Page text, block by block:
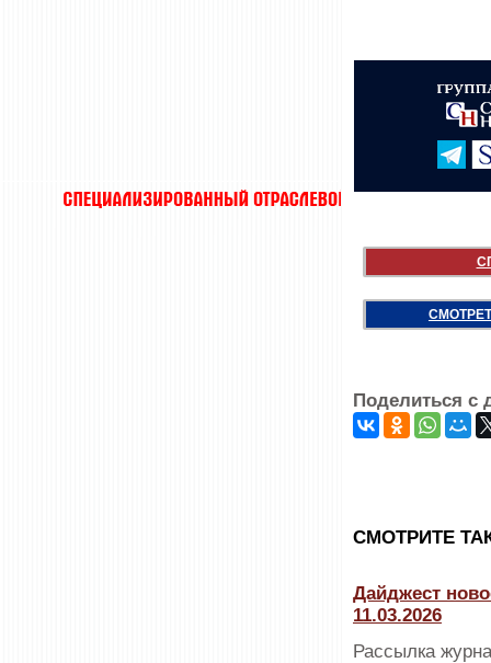
Поделиться с
CМОТРИТЕ
Дайджест
11.03.2026
Рассылка